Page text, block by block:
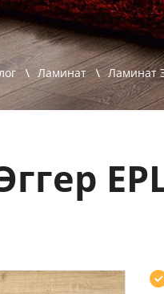
Ламинат Ламинат